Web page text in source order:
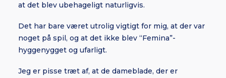
at det blev ubehageligt naturligvis.
Det har bare været utrolig vigtigt for mig, at der var
noget på spil, og at det ikke blev “Femina”-
hyggenygget og ufarligt.
Jeg er pisse træt af, at de dameblade, der er